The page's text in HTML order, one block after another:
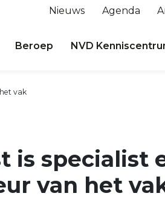
Nieuws Agenda
Beroep NVD
vak
is specialist
van het